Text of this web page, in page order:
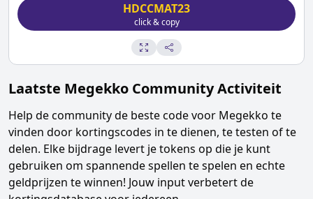
HDCCMAT23
click & copy
Laatste Megekko Community Activiteit
Help de community de beste code voor Megekko te
vinden door kortingscodes in te dienen, te testen of te
delen. Elke bijdrage levert je tokens op die je kunt
gebruiken om spannende spellen te spelen en echte
geldprijzen te winnen! Jouw input verbetert de